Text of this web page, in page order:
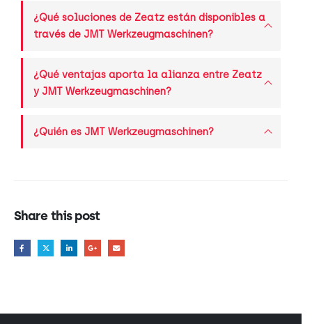
¿Qué soluciones de Zeatz están disponibles a
través de JMT Werkzeugmaschinen?
¿Qué ventajas aporta la alianza entre Zeatz
y JMT Werkzeugmaschinen?
¿Quién es JMT Werkzeugmaschinen?
Share this post